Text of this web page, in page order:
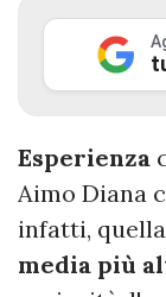
Esperienza
Aimo Diana
infatti,
media più